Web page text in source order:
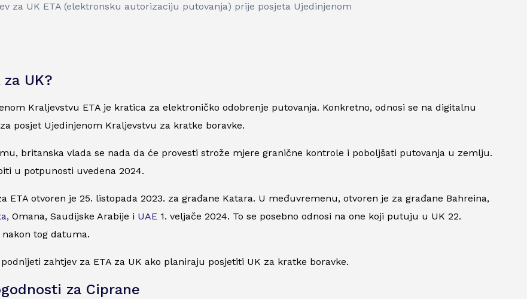
za UK ETA (elektronsku autorizaciju putovanja) prije posjeta Ujedinjenom
UK?
Kraljevstvu ETA je kratica za elektroničko odobrenje putovanja. Konkretno, odnosi se na digitalnu
posjet Ujedinjenom Kraljevstvu za kratke boravke.
britanska vlada se nada da će provesti strože mjere granične kontrole i poboljšati putovanja u zemlju.
u potpunosti uvedena 2024.
ETA otvoren je 25. listopada 2023. za građane Katara. U međuvremenu, otvoren je za građane Bahreina,
Omana, Saudijske Arabije i UAE 1. veljače 2024. To se posebno odnosi na one koji putuju u UK 22.
tog datuma.
zahtjev za ETA za UK ako planiraju posjetiti UK za kratke boravke.
za Ciprane